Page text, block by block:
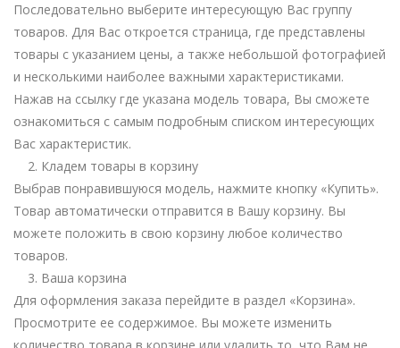
Последовательно выберите интересующую Вас группу
товаров. Для Вас откроется страница, где представлены
товары с указанием цены, а также небольшой фотографией
и несколькими наиболее важными характеристиками.
Нажав на ссылку где указана модель товара, Вы сможете
ознакомиться с самым подробным списком интересующих
Вас характеристик.
2. Кладем товары в корзину
Выбрав понравившуюся модель, нажмите кнопку «Купить».
Товар автоматически отправится в Вашу корзину. Вы
можете положить в свою корзину любое количество
товаров.
3. Ваша корзина
Для оформления заказа перейдите в раздел «Корзина».
Просмотрите ее содержимое. Вы можете изменить